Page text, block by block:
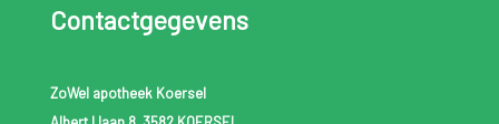
Contactgegevens
ZoWel apotheek Koersel